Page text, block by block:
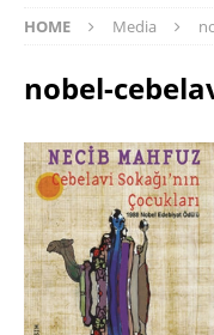
HOME Media
nobel-